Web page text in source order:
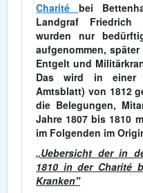
Charité bei
Landgraf Friedrich
wurden nur
aufgenommen,
Entgelt und
Das wird in einer
Amtsblatt) von 1812
die Belegungen,
Jahre 1807 bis 1810
im Folgenden im
„Uebersicht der in
1810 in der Charité
Kranken"